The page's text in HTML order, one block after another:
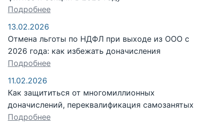
Подробнее
13.02.2026
Отмена льготы по НДФЛ при выходе из ООО с
2026 года: как избежать доначисления
Подробнее
11.02.2026
Как защититься от многомиллионных
доначислений, переквалификация самозанятых
Подробнее